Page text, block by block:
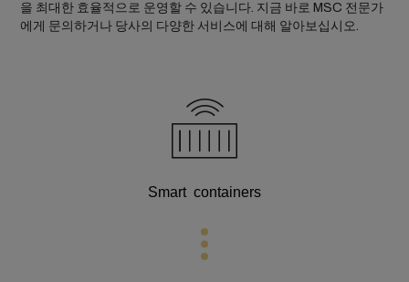
을 최대한 효율적으로 운영할 수 있습니다. 지금 바로 MSC 전문가
에게 문의하거나 당사의 다양한 서비스에 대해 알아보십시오.
Smart containers